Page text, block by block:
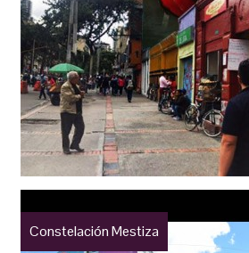
Constelación Mestiza